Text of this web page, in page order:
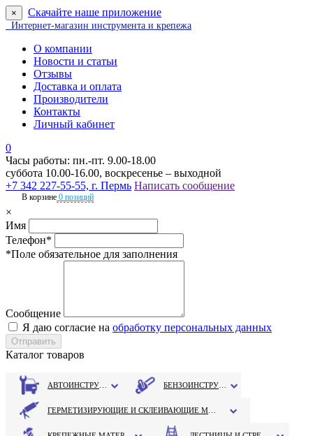
× Скачайте наше приложение
Интернет-магазин инструмента и крепежа
О компании
Новости и статьи
Отзывы
Доставка и оплата
Производители
Контакты
Личный кабинет
0
Часы работы: пн.-пт. 9.00-18.00
суббота 10.00-16.00, воскресенье – выходной
+7 342 227-55-55, г. Пермь Написать сообщение
В корзине 0 позиций
×
Имя
Телефон*
*Поле обязательное для заполнения
Сообщение
Я даю согласие на обработку персональных данных
Каталог товаров